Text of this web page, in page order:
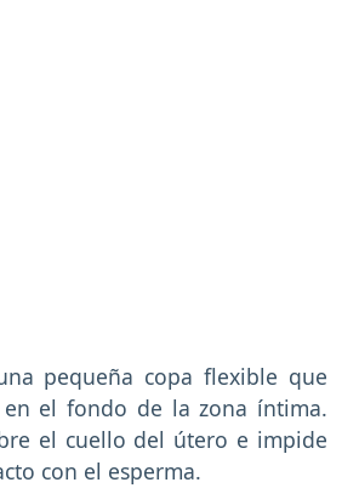
pequeña copa flexible que
el fondo de la zona íntima.
el cuello del útero e impide
con el esperma.